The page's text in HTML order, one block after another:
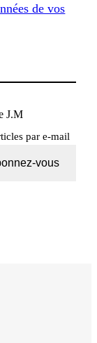
de vos
J.M
par e-mail
vous